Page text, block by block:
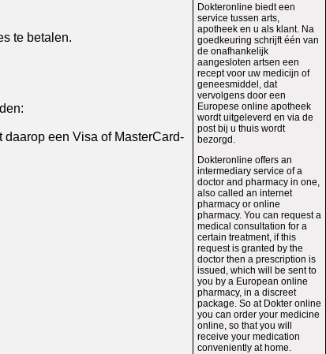
te betalen.
een Visa of MasterCard-
Dokteronline biedt een
service tussen arts,
apotheek en u als klant. Na
goedkeuring schrijft één van
de onafhankelijk
aangesloten artsen een
recept voor uw medicijn of
geneesmiddel, dat
vervolgens door een
Europese online apotheek
wordt uitgeleverd en via de
post bij u thuis wordt
bezorgd.
Dokteronline offers an
intermediary service of a
doctor and pharmacy in one,
also called an internet
pharmacy or online
pharmacy. You can request a
medical consultation for a
certain treatment, if this
request is granted by the
doctor then a prescription is
issued, which will be sent to
you by a European online
pharmacy, in a discreet
package. So at Dokter online
you can order your medicine
online, so that you will
receive your medication
conveniently at home.